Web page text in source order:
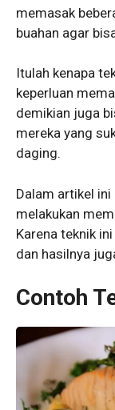
memasak
buahan agar
Itulah kenapa
keperluan
demikian juga
mereka yang
daging.
Dalam artikel ini
melakukan
Karena teknik
dan hasilnya
Contoh